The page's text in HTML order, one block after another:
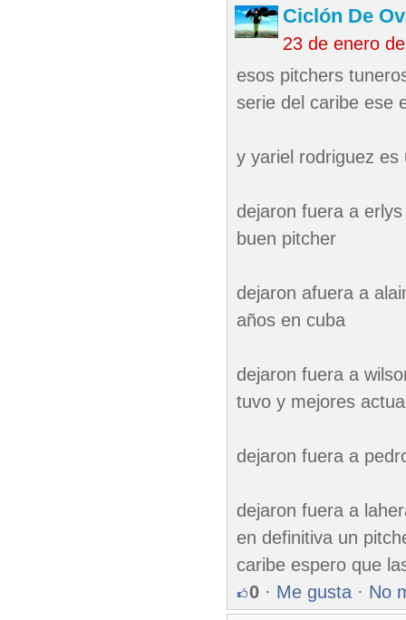
Ciclón De
23 de enero
esos pitchers
serie del caribe ese
y yariel rodriguez
dejaron fuera a
buen pitcher
dejaron afuera a
años en cuba
dejaron fuera a
tuvo y mejores
dejaron fuera a
dejaron fuera a
en definitiva un
caribe espero que
0 · Me gusta · No